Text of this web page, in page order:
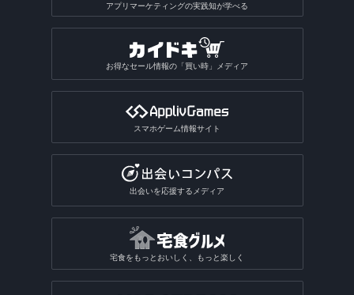
アプリマーケティングの実践知が学べる
お得なセール情報の「買い時」メディア
スマホゲーム情報サイト
出会いを応援するメディア
宅食をもっとおいしく、もっと楽しく